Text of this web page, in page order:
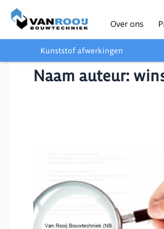
naar
Over ons
Kunststof afwerkingen
Naam auteur:
applicatiebedrijf